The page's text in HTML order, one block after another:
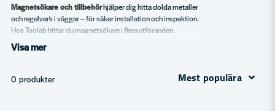
Magnetsökare och tillbehörhjälper dig hitta dolda metaller
och regelverk i väggar – för säker installation och inspektion.
Hos Toolab hittar du magnetsökare i flera utföranden.
Vårt sortiment
Elektroniska multimultisökare.
Visa mer
0 produkter Mest populära